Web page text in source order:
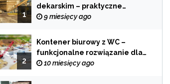
1
dekarskim – praktyczne
zastosowania
9 miesięcy ago
2
Kontener biurowy z WC –
funkcjonalne rozwiązanie dla
każdej branży
10 miesięcy ago